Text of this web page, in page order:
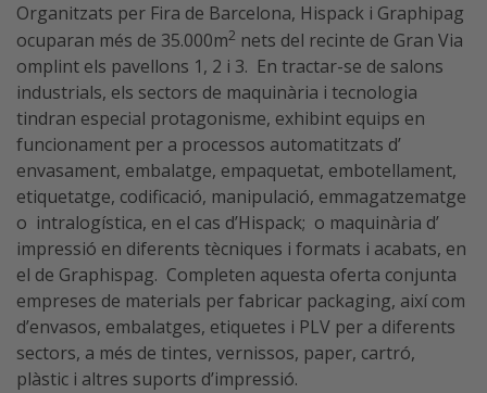
Organitzats per Fira de Barcelona, Hispack i Graphipag
ocuparan més de 35.000m2 nets del recinte de Gran Via
omplint els pavellons 1, 2 i 3. En tractar-se de salons
industrials, els sectors de maquinària i tecnologia
tindran especial protagonisme, exhibint equips en
funcionament per a processos automatitzats d’
envasament, embalatge, empaquetat, embotellament,
etiquetatge, codificació, manipulació, emmagatzematge
o intralogística, en el cas d’Hispack; o maquinària d’
impressió en diferents tècniques i formats i acabats, en
el de Graphispag. Completen aquesta oferta conjunta
empreses de materials per fabricar packaging, així com
d’envasos, embalatges, etiquetes i PLV per a diferents
sectors, a més de tintes, vernissos, paper, cartró,
plàstic i altres suports d’impressió.